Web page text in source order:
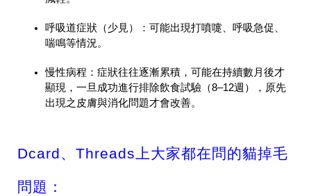
呼吸道症狀（少見）
：可能出現打噴嚏、呼吸急促、
喘鳴等情況。
慢性病程 ：症狀往往逐漸累積，可能在持續數月後才
顯現，一旦成功進行排除飲食試驗（8–12週），原先
出現之皮膚與消化問題才會改善。
Dcard、Threads上大家都在問的貓掉毛
問題：